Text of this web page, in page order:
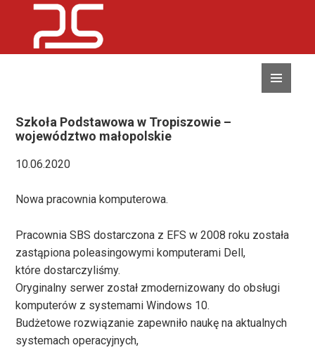
Szkoła Podstawowa w Tropiszowie –
województwo małopolskie
10.06.2020
Nowa pracownia komputerowa.
Pracownia SBS dostarczona z EFS w 2008 roku została
zastąpiona poleasingowymi komputerami Dell,
które dostarczyliśmy.
Oryginalny serwer został zmodernizowany do obsługi
komputerów z systemami Windows 10.
Budżetowe rozwiązanie zapewniło naukę na aktualnych
systemach operacyjnych,